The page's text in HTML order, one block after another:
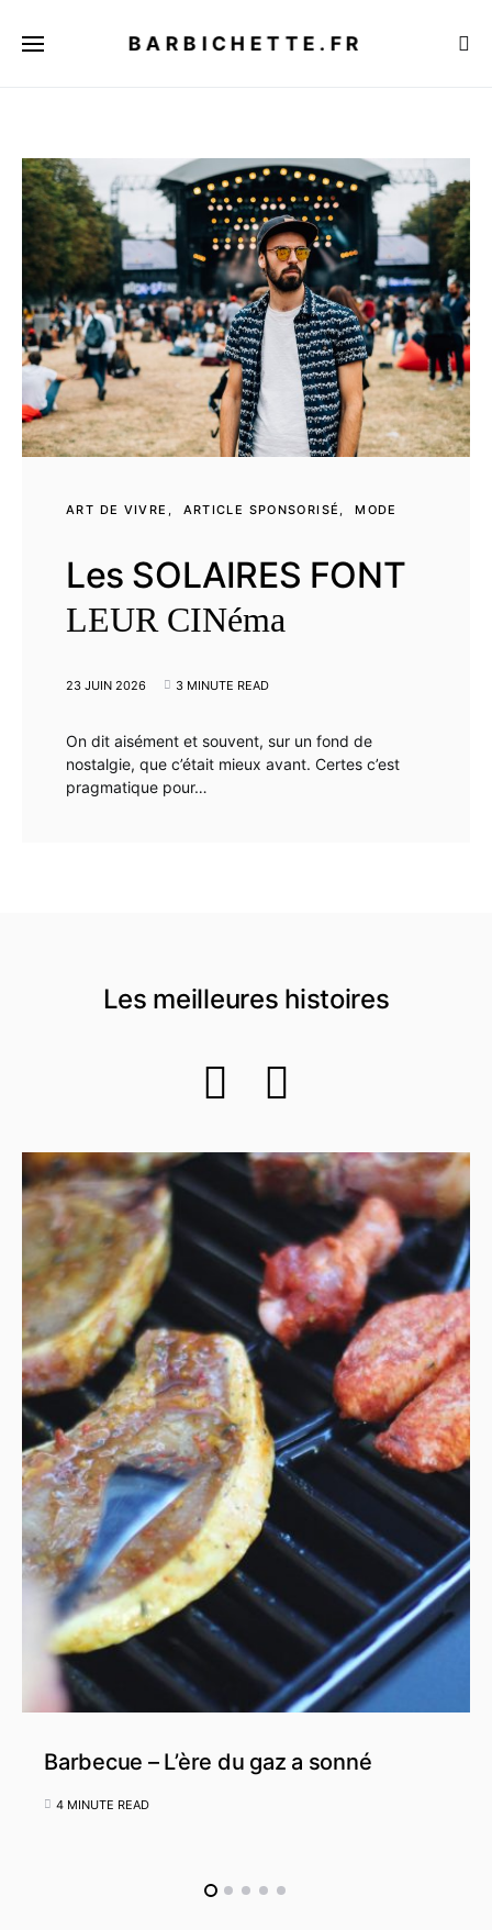
BARBICHETTE.FR
ART DE VIVRE ARTICLE SPONSORISÉ MODE
Les SOLAIRES FONT
LEUR CINéma
23 JUIN 2026 3 MINUTE READ
On dit aisément et souvent, sur un fond de
nostalgie, que c’était mieux avant. Certes c’est
pragmatique pour…
Les meilleures histoires
Barbecue – L’ère du gaz a sonné
4 MINUTE READ